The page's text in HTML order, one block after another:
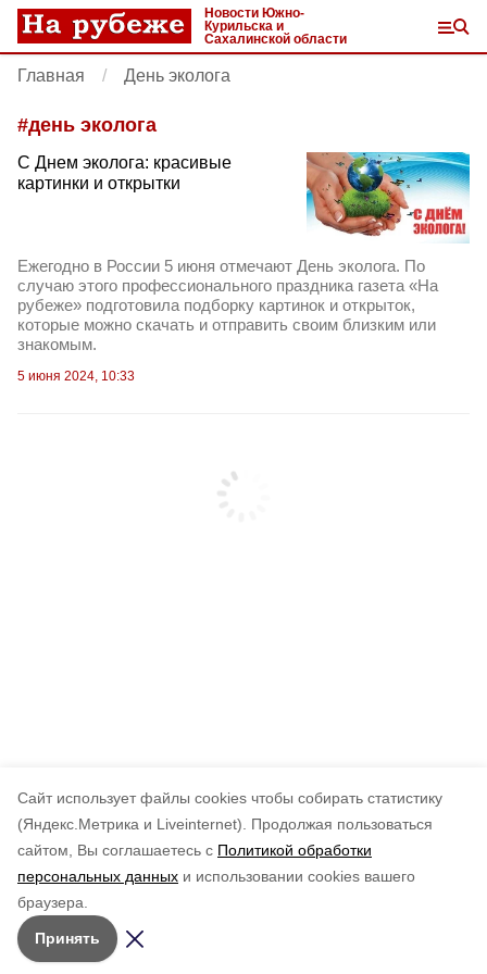
Cайт использует файлы cookies чтобы собирать статистику
(Яндекс.Метрика и Liveinternet).
Продолжая пользоваться
сайтом, Вы соглашаетесь с Политикой обработки
персональных данных и использовании cookies вашего
браузера.
Принять
Новости Южно-
Курильска и
Сахалинской области
Главная День эколога
#день эколога
С Днем эколога: красивые
картинки и открытки
Ежегодно в России 5 июня отмечают День эколога. По
случаю этого профессионального праздника газета «На
рубеже» подготовила подборку картинок и открыток,
которые можно скачать и отправить своим близким или
знакомым.
5 июня 2024, 10:33